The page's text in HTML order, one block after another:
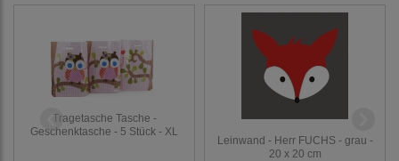
Tragetasche Tasche -
Geschenktasche - 5 Stück - XL
Leinwand - Herr FUCHS - grau -
20 x 20 cm